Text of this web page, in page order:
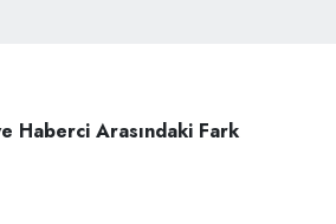
Haberci Arasındaki Fark